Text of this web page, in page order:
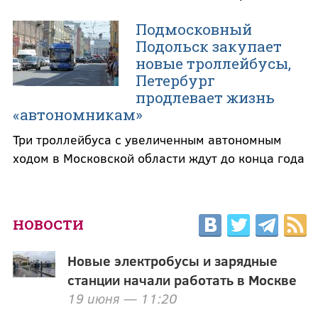
Подмосковный
Подольск закупает
новые троллейбусы,
Петербург
продлевает жизнь
«автономникам»
Три троллейбуса с увеличенным автономным
ходом в Московской области ждут до конца года
НОВОСТИ
Новые электробусы и зарядные
станции начали работать в Москве
19 июня — 11:20